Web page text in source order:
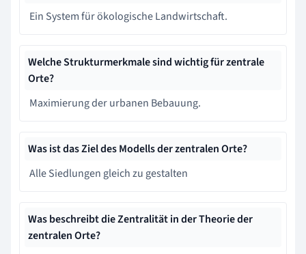
Ein System für ökologische Landwirtschaft.
Welche Strukturmerkmale sind wichtig für zentrale
Orte?
Maximierung der urbanen Bebauung.
Was ist das Ziel des Modells der zentralen Orte?
Alle Siedlungen gleich zu gestalten
Was beschreibt die Zentralität in der Theorie der
zentralen Orte?